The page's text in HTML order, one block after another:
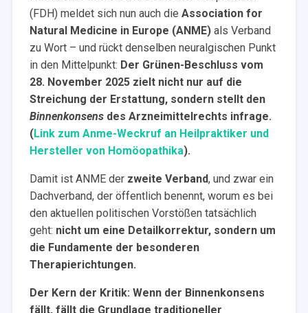
(FDH) meldet sich nun auch die Association for
Natural Medicine in Europe (ANME)als Verband
zu Wort – und rückt denselben neuralgischen Punkt
in den Mittelpunkt: Der Grünen-Beschluss vom
28. November 2025 zielt nicht nur auf die
Streichung der Erstattung, sondern stellt den
Binnenkonsensdes Arzneimittelrechts infrage.
(Link zum Anme-Weckruf an Heilpraktiker und
Hersteller von Homöopathika).
Damit ist ANME der zweite Verband, und zwar ein
Dachverband, der öffentlich benennt, worum es bei
den aktuellen politischen Vorstößen tatsächlich
geht: nicht um eine Detailkorrektur, sondern um
die Fundamente der besonderen
Therapierichtungen.
Der Kern der Kritik: Wenn der Binnenkonsens
fällt, fällt die Grundlage traditioneller